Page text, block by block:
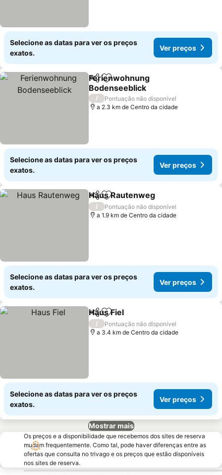
Selecione as datas para ver os preços
exatos.
Ver preços
PartilharAdicionar aos favoritos
Ferienwohnung
Bodenseeblick
/
Pontuação não disponível
a 2.3 km de Centro da cidade
Selecione as datas para ver os preços
exatos.
Ver preços
PartilharAdicionar aos favoritos
Haus Rautenweg
/
Pontuação não disponível
a 1.9 km de Centro da cidade
Selecione as datas para ver os preços
exatos.
Ver preços
PartilharAdicionar aos favoritos
Haus Fiel
/
Pontuação não disponível
a 3.4 km de Centro da cidade
Selecione as datas para ver os preços
exatos.
Ver preços
Mostrar mais
Os preços e a disponibilidade que recebemos dos sites de reserva
mudam frequentemente. Como tal, pode haver diferenças entre as
ofertas que consulta no trivago e os preços que estão disponíveis
nos sites de reserva.